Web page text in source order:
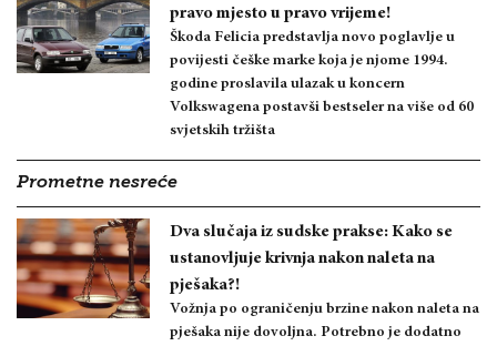
pravo mjesto u pravo vrijeme!
Škoda Felicia predstavlja novo poglavlje u
povijesti češke marke koja je njome 1994.
godine proslavila ulazak u koncern
Volkswagena postavši bestseler na više od 60
svjetskih tržišta
Prometne nesreće
Dva slučaja iz sudske prakse: Kako se
ustanovljuje krivnja nakon naleta na
pješaka?!
Vožnja po ograničenju brzine nakon naleta na
pješaka nije dovoljna. Potrebno je dodatno